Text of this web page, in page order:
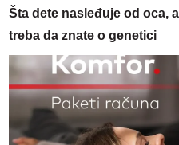
Šta dete nasleđuje od oca,
treba da znate o genetici